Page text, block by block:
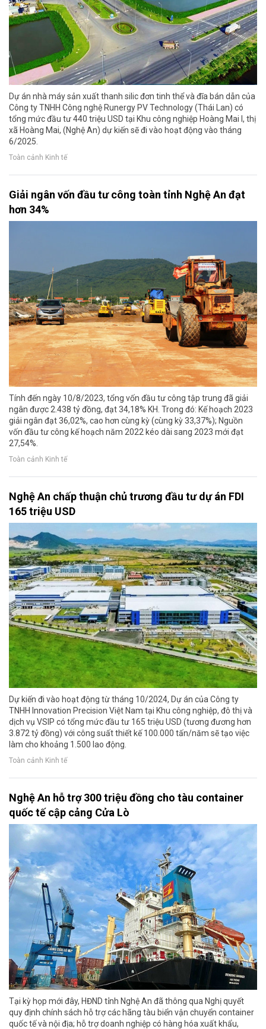
Dự án nhà máy sản xuất thanh silic đơn tinh thể và đĩa bán dẫn của
Công ty TNHH Công nghệ Runergy PV Technology (Thái Lan) có
tổng mức đầu tư 440 triệu USD tại Khu công nghiệp Hoàng Mai I, thị
xã Hoàng Mai, (Nghệ An) dự kiến sẽ đi vào hoạt động vào tháng
6/2025.
Toàn cảnh Kinh tế
Giải ngân vốn đầu tư công toàn tỉnh Nghệ An đạt
hơn 34%
Tính đến ngày 10/8/2023, tổng vốn đầu tư công tập trung đã giải
ngân được 2.438 tỷ đồng, đạt 34,18% KH. Trong đó: Kế hoạch 2023
giải ngân đạt 36,02%, cao hơn cùng kỳ (cùng kỳ 33,37%); Nguồn
vốn đầu tư công kế hoạch năm 2022 kéo dài sang 2023 mới đạt
27,54%.
Toàn cảnh Kinh tế
Nghệ An chấp thuận chủ trương đầu tư dự án FDI
165 triệu USD
Dự kiến đi vào hoạt động từ tháng 10/2024, Dự án của Công ty
TNHH Innovation Precision Việt Nam tại Khu công nghiệp, đô thị và
dịch vụ VSIP có tổng mức đầu tư 165 triệu USD (tương đương hơn
3.872 tỷ đồng) với công suất thiết kế 100.000 tấn/năm sẽ tạo việc
làm cho khoảng 1.500 lao động.
Toàn cảnh Kinh tế
Nghệ An hỗ trợ 300 triệu đồng cho tàu container
quốc tế cập cảng Cửa Lò
Tại kỳ họp mới đây, HĐND tỉnh Nghệ An đã thông qua Nghị quyết
quy định chính sách hỗ trợ các hãng tàu biển vận chuyển container
quốc tế và nội địa; hỗ trợ doanh nghiệp có hàng hóa xuất khẩu,